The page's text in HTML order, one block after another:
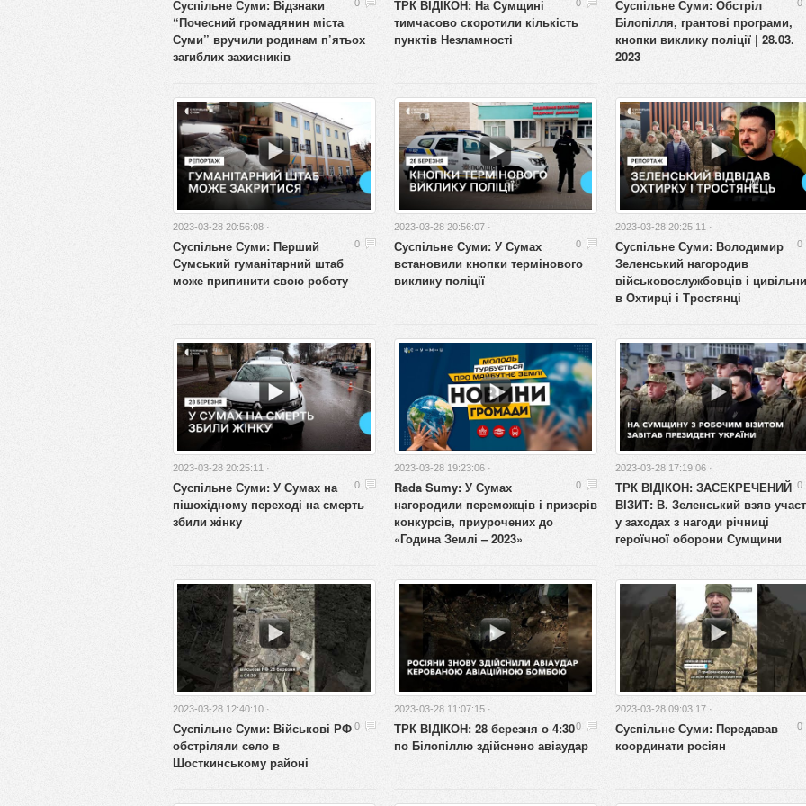
0
Суспільне Суми: Відзнаки
“Почесний громадянин міста
Суми” вручили родинам п’ятьох
загиблих захисників
0
ТРК ВІДІКОН: На Сумщині
тимчасово скоротили кількість
пунктів Незламності
0
Суспільне Суми: Обстріл
Білопілля, грантові програми,
кнопки виклику поліції | 28.03.
2023
2023-03-28 20:56:08 ·
0
Суспільне Суми: Перший
Сумський гуманітарний штаб
може припинити свою роботу
2023-03-28 20:56:07 ·
0
Суспільне Суми: У Сумах
встановили кнопки термінового
виклику поліції
2023-03-28 20:25:11 ·
0
Суспільне Суми: Володимир
Зеленський нагородив
військовослужбовців і
в Охтирці і Тростянці
2023-03-28 20:25:11 ·
0
Суспільне Суми: У Сумах на
пішохідному переході на смерть
збили жінку
2023-03-28 19:23:06 ·
0
Rada Sumy: У Сумах
нагородили переможців і призерів
конкурсів, приурочених до
«Година Землі – 2023»
2023-03-28 17:19:06 ·
0
ТРК ВІДІКОН: ЗАСЕКРЕЧЕНИЙ
ВІЗИТ: В. Зеленський взяв
у заходах з нагоди річниці
героїчної оборони Сумщини
2023-03-28 12:40:10 ·
0
Суспільне Суми: Військові РФ
обстріляли село в
Шосткинському районі
2023-03-28 11:07:15 ·
0
ТРК ВІДІКОН: 28 березня о 4:30
по Білопіллю здійснено авіаудар
2023-03-28 09:03:17 ·
0
Суспільне Суми: Передавав
координати росіян